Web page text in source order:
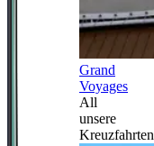
Grand
Voyages
All
unsere
Kreuzfahrten